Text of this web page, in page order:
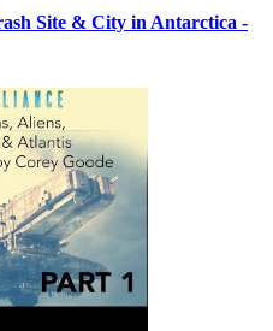
Site & City in Antarctica -